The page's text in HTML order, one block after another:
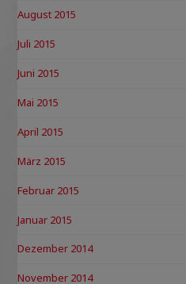
August 2015
Juli 2015
Juni 2015
Mai 2015
April 2015
März 2015
Februar 2015
Januar 2015
Dezember 2014
November 2014